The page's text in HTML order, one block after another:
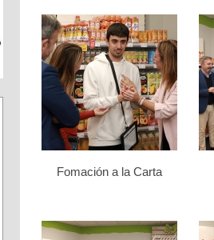
Fomación a la Carta